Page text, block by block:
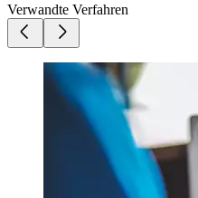
Verwandte Verfahren